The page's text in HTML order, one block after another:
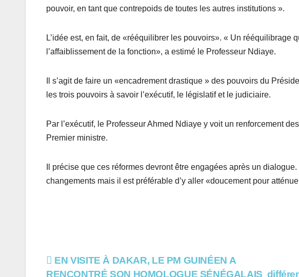
pouvoir, en tant que contrepoids de toutes les autres institutions ».
L’idée est, en fait, de «rééquilibrer les pouvoirs». « Un rééquilibrage
l’affaiblissement de la fonction», a estimé le Professeur Ndiaye.
Il s’agit de faire un «encadrement drastique » des pouvoirs du
les trois pouvoirs à savoir l’exécutif, le législatif et le judiciaire.
Par l’exécutif, le Professeur Ahmed Ndiaye y voit un renforcement
Premier ministre.
Il précise que ces réformes devront être engagées après un
changements mais il est préférable d’y aller «doucement pour
Navigation
EN VISITE À DAKAR, LE PM GUINÉEN A
RENCONTRÉ SON HOMOLOGUE SÉNÉGALAIS